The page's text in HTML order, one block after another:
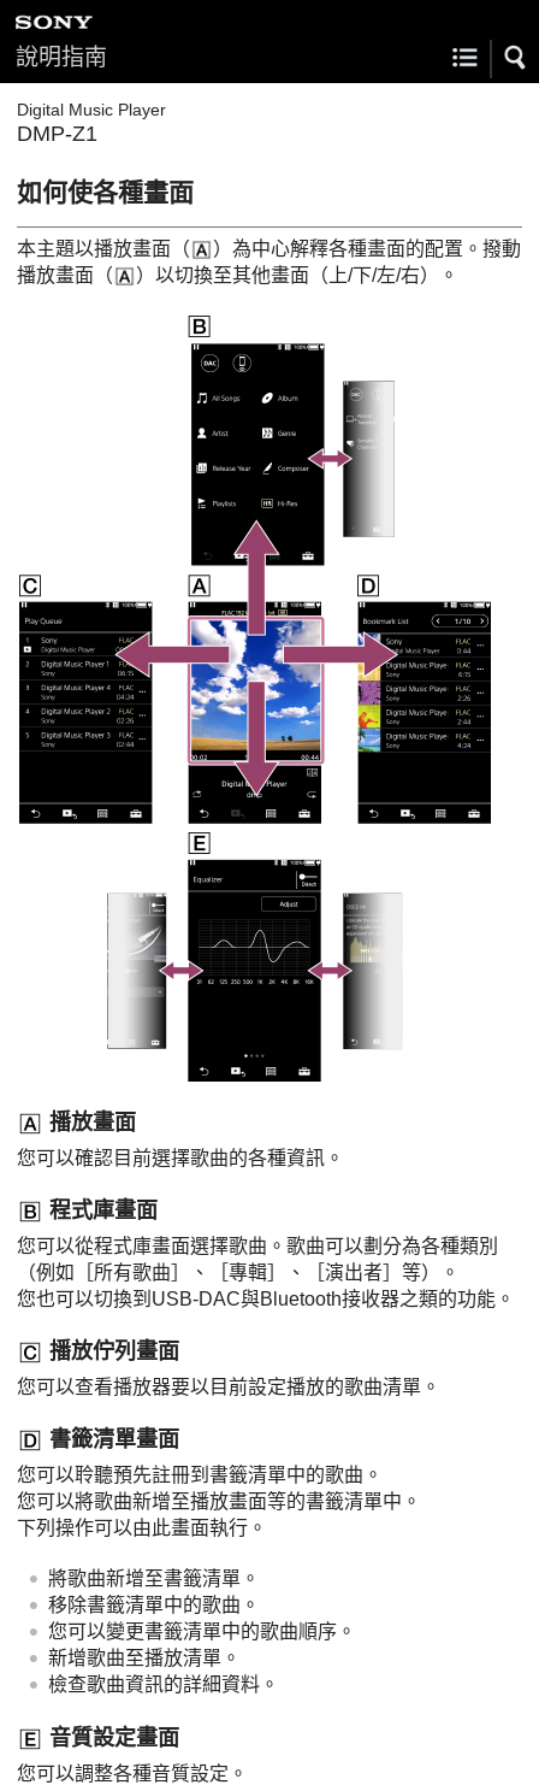
說明指南
Digital Music Player
DMP-Z1
如何使各種畫面
本主題以播放畫面（
）為中心解釋各種畫面的配置。撥動
播放畫面（
）以切換至其他畫面（上/下/左/右）。
播放畫面
您可以確認目前選擇歌曲的各種資訊。
程式庫畫面
您可以從程式庫畫面選擇歌曲。歌曲可以劃分為各種類別
（例如［所有歌曲］、［專輯］、［演出者］等）。
您也可以切換到USB-DAC與Bluetooth接收器之類的功能。
播放佇列畫面
您可以查看播放器要以目前設定播放的歌曲清單。
書籤清單畫面
您可以聆聽預先註冊到書籤清單中的歌曲。
您可以將歌曲新增至播放畫面等的書籤清單中。
下列操作可以由此畫面執行。
將歌曲新增至書籤清單。
移除書籤清單中的歌曲。
您可以變更書籤清單中的歌曲順序。
新增歌曲至播放清單。
檢查歌曲資訊的詳細資料。
音質設定畫面
您可以調整各種音質設定。